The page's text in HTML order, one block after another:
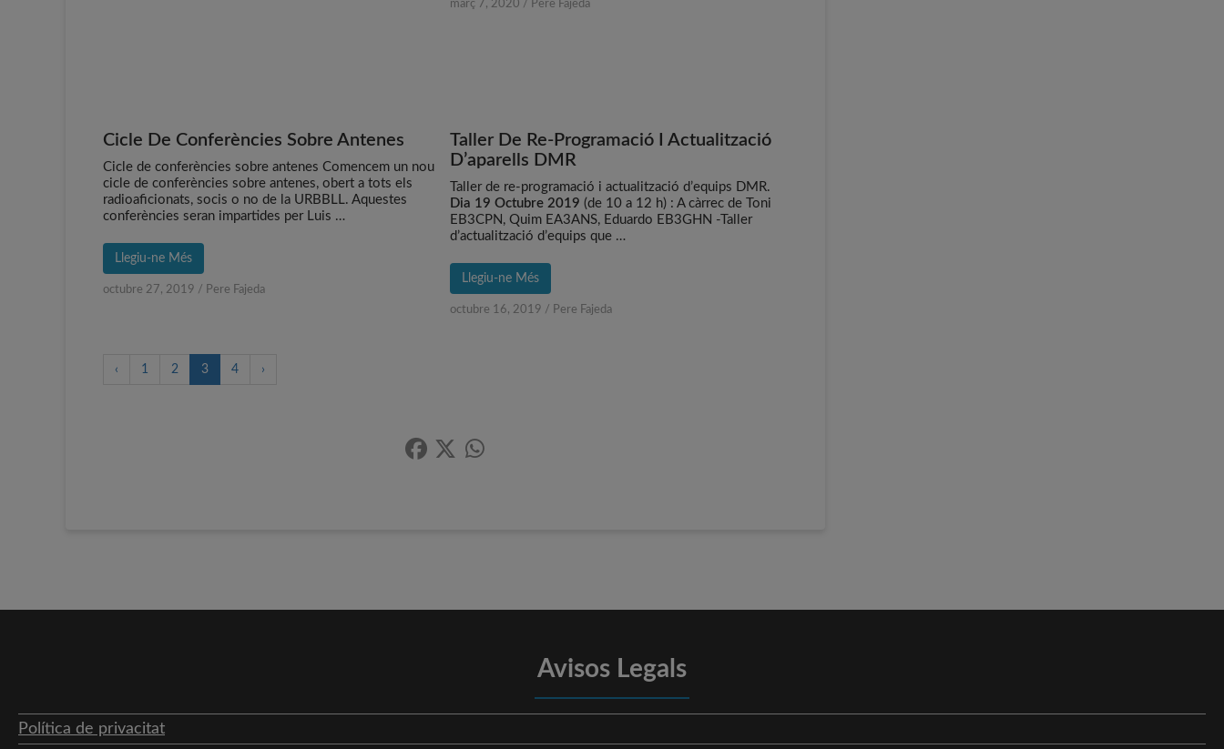
març 7, 2020 / Pere Fajeda
Cicle De Conferències Sobre Antenes
Cicle de conferències sobre antenes Comencem un nou
cicle de conferències sobre antenes, obert a tots els
radioaficionats, socis o no de la URBBLL. Aquestes
conferències seran impartides per Luis …
Llegiu-ne Més
octubre 27, 2019 / Pere Fajeda
Taller De Re-Programació I Actualització
D’aparells DMR
Taller de re-programació i actualització d’equips DMR.
Dia 19 Octubre 2019 (de 10 a 12 h) : A càrrec de Toni
EB3CPN, Quim EA3ANS, Eduardo EB3GHN -Taller
d’actualització d’equips que …
Llegiu-ne Més
octubre 16, 2019 / Pere Fajeda
‹ 1 2 3 4 ›
Avisos Legals
Política de privacitat